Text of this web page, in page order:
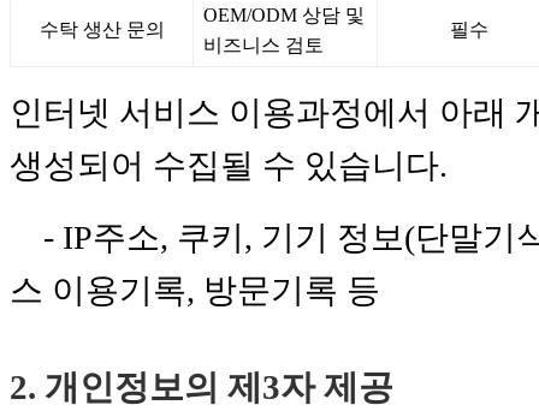
수탁 생산 문의
OEM/ODM 상담 및
비즈니스 검토
필수
인터넷 서비스 이용과정에서 아래
생성되어 수집될 수 있습니다.
- IP주소, 쿠키, 기기 정보(단말기
스 이용기록, 방문기록 등
2. 개인정보의 제3자 제공